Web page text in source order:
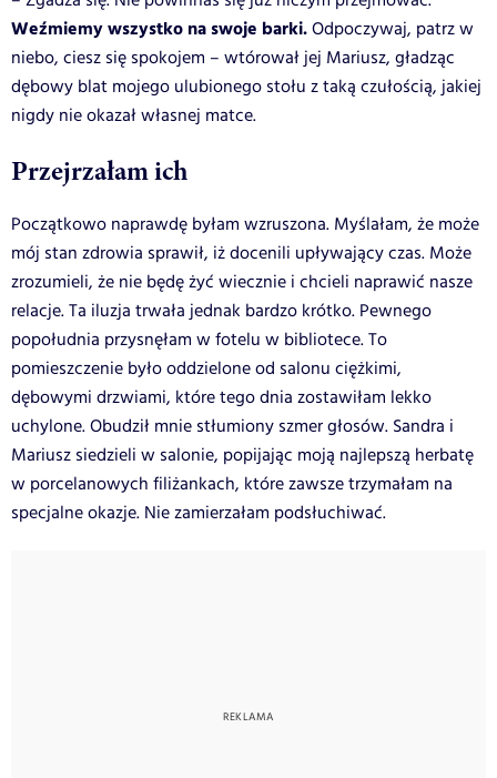
Weźmiemy wszystko na swoje barki.Odpoczywaj, patrz w
niebo, ciesz się spokojem – wtórował jej Mariusz, gładząc
dębowy blat mojego ulubionego stołu z taką czułością, jakiej
nigdy nie okazał własnej matce.
Przejrzałam ich
Początkowo naprawdę byłam wzruszona. Myślałam, że może
mój stan zdrowia sprawił, iż docenili upływający czas. Może
zrozumieli, że nie będę żyć wiecznie i chcieli naprawić nasze
relacje. Ta iluzja trwała jednak bardzo krótko. Pewnego
popołudnia przysnęłam w fotelu w bibliotece. To
pomieszczenie było oddzielone od salonu ciężkimi,
dębowymi drzwiami, które tego dnia zostawiłam lekko
uchylone. Obudził mnie stłumiony szmer głosów. Sandra i
Mariusz siedzieli w salonie, popijając moją najlepszą herbatę
w porcelanowych filiżankach, które zawsze trzymałam na
specjalne okazje. Nie zamierzałam podsłuchiwać.